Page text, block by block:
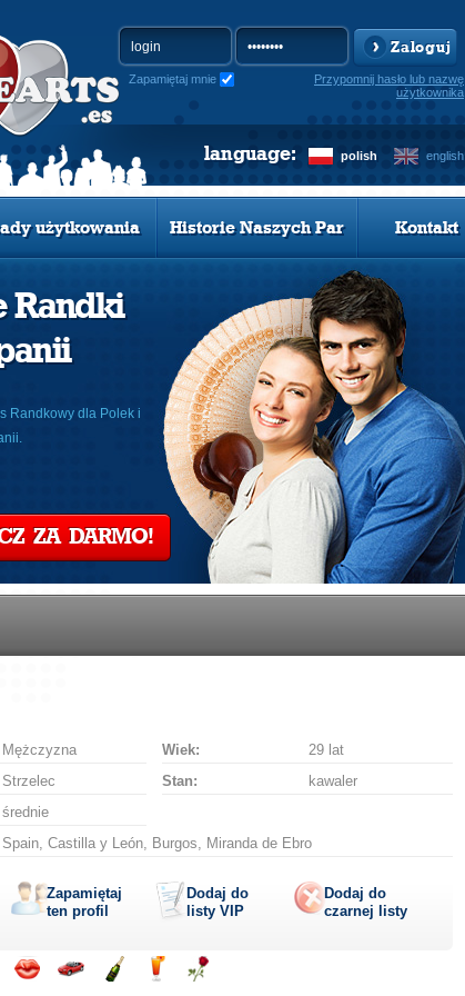
Zaloguj
Zapamiętaj mnie
Przypomnij hasło lub nazwę
użytkownika
polish english
language:
użytkowania Historie Naszych Par Kontakt
Randki
Randkowy dla Polek i
ZA DARMO!
Mężczyzna Wiek:
29 lat
Strzelec Stan:
kawaler
średnie
Spain, Castilla y León, Burgos, Miranda de Ebro
Zapamiętaj
ten profil
Dodaj do
listy VIP
Dodaj do
czarnej listy